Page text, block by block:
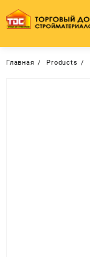
содержимому
Главная Products